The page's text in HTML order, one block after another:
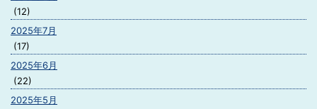
(12)
2025年7月
(17)
2025年6月
(22)
2025年5月